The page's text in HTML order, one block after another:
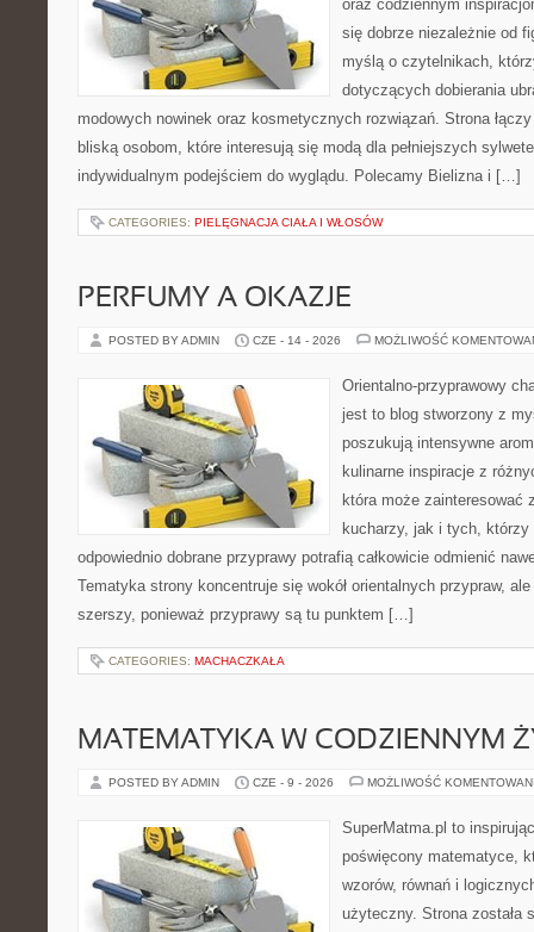
oraz codziennym
się dobrze niezależnie od
myślą o czytelnikach,
dotyczących dobierania
modowych nowinek oraz kosmetycznych rozwiązań. Strona
bliską osobom, które interesują się modą dla pełniejszych
indywidualnym podejściem do wyglądu. Polecamy Bielizna i […]
CATEGORIES: PIELĘGNACJA CIAŁA I WŁOSÓW
PERFUMY A OKAZJE
POSTED BY ADMIN CZE - 14 - 2026 MOŻLIWOŚĆ
Orientalno-przyprawowy
jest to blog stworzony z
poszukują intensywne
kulinarne inspiracje z
która może zainteresować
kucharzy, jak i tych, którzy
odpowiednio dobrane przyprawy potrafią całkowicie odmienić
Tematyka strony koncentruje się wokół orientalnych przypraw,
szerszy, ponieważ przyprawy są tu punktem […]
CATEGORIES: MACHACZKAŁA
MATEMATYKA W CODZIENNYM
POSTED BY ADMIN CZE - 9 - 2026 MOŻLIWOŚĆ
SuperMatma.pl to
poświęcony matematyce,
wzorów, równań i
użyteczny. Strona została